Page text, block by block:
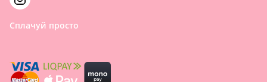
Сплачуй просто